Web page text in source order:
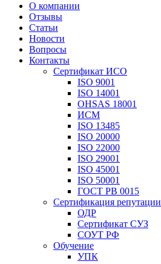
О компании
Отзывы
Статьи
Новости
Вопросы
Контакты
Сертификат ИСО
ISO 9001
ISO 14001
OHSAS 18001
ИСМ
ISO 13485
ISO 20000
ISO 22000
ISO 29001
ISO 45001
ISO 50001
ГОСТ РВ 0015
Сертификация репутации
ОДР
Сертификат СУЗ
СОУТ РФ
Обучение
УПК